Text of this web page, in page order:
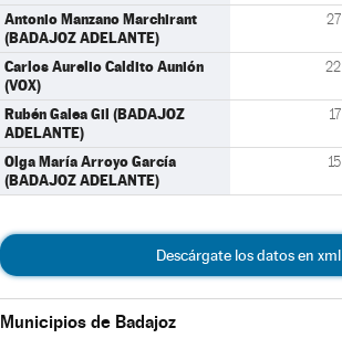
Antonio Manzano Marchirant
(BADAJOZ ADELANTE)
27
Carlos Aurelio Caldito Aunión
(VOX)
22
Rubén Galea Gil (BADAJOZ
ADELANTE)
17
Olga María Arroyo García
(BADAJOZ ADELANTE)
15
Descárgate los datos en xml
Municipios de Badajoz